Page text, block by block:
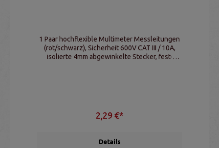
1 Paar hochflexible Multimeter Messleitungen
(rot/schwarz), Sicherheit 600V CAT III / 10A,
isolierte 4mm abgewinkelte Stecker, fest-
2,29 €*
Details